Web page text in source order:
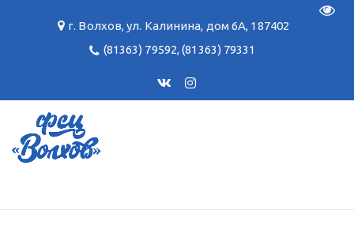
г. Волхов,ул. Калинина, дом 6А, 187402
(81363) 79592,(81363) 79331